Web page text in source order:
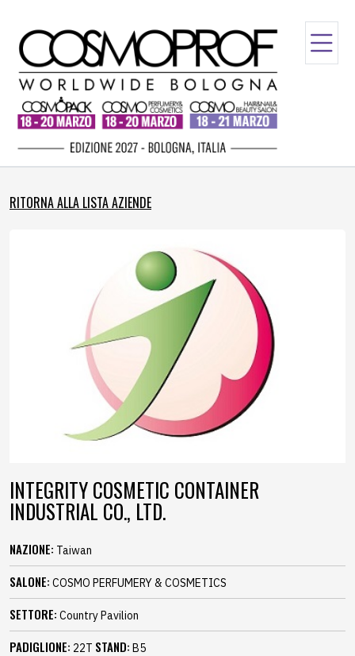
RITORNA ALLA LISTA AZIENDE
INTEGRITY COSMETIC CONTAINER
INDUSTRIAL CO., LTD.
NAZIONE: Taiwan
SALONE: COSMO PERFUMERY & COSMETICS
SETTORE: Country Pavilion
PADIGLIONE: 22T STAND: B5